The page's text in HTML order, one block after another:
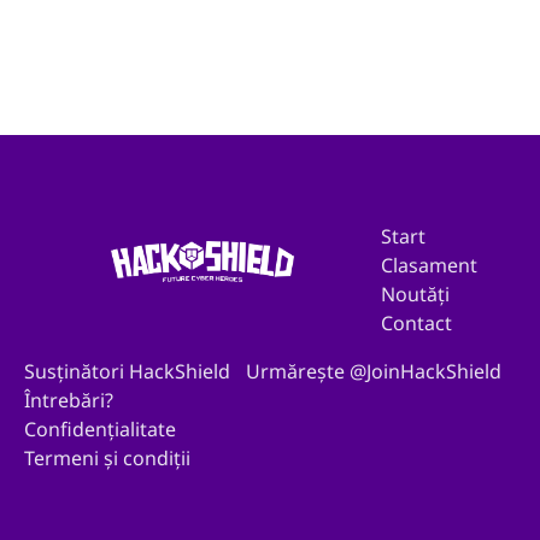
Start
Clasament
Noutăți
Contact
Susținători HackShield
Întrebări?
Confidențialitate
Termeni și condiții
Urmărește @JoinHackShield